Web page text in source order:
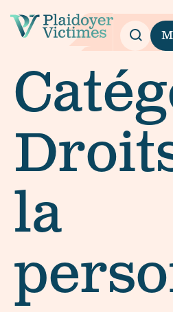
la